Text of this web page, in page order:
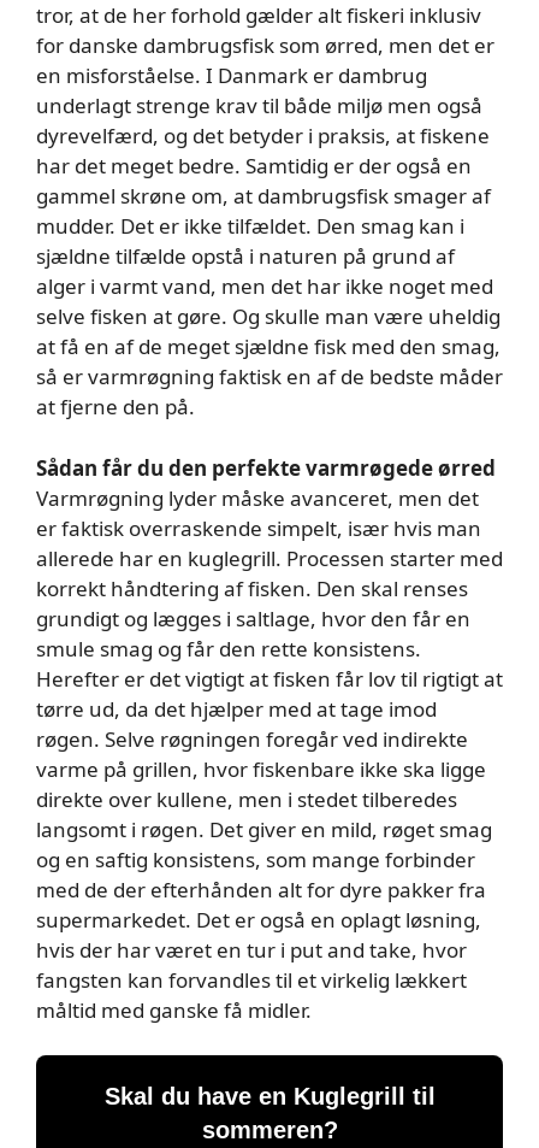
tror, at de her forhold gælder alt fiskeri inklusiv
for danske dambrugsfisk som ørred, men det er
en misforståelse. I Danmark er dambrug
underlagt strenge krav til både miljø men også
dyrevelfærd, og det betyder i praksis, at fiskene
har det meget bedre. Samtidig er der også en
gammel skrøne om, at dambrugsfisk smager af
mudder. Det er ikke tilfældet. Den smag kan i
sjældne tilfælde opstå i naturen på grund af
alger i varmt vand, men det har ikke noget med
selve fisken at gøre. Og skulle man være uheldig
at få en af de meget sjældne fisk med den smag,
så er varmrøgning faktisk en af de bedste måder
at fjerne den på.
Sådan får du den perfekte varmrøgede ørred
Varmrøgning lyder måske avanceret, men det
er faktisk overraskende simpelt, især hvis man
allerede har en kuglegrill. Processen starter med
korrekt håndtering af fisken. Den skal renses
grundigt og lægges i saltlage, hvor den får en
smule smag og får den rette konsistens.
Herefter er det vigtigt at fisken får lov til rigtigt at
tørre ud, da det hjælper med at tage imod
røgen. Selve røgningen foregår ved indirekte
varme på grillen, hvor fiskenbare ikke ska ligge
direkte over kullene, men i stedet tilberedes
langsomt i røgen. Det giver en mild, røget smag
og en saftig konsistens, som mange forbinder
med de der efterhånden alt for dyre pakker fra
supermarkedet. Det er også en oplagt løsning,
hvis der har været en tur i put and take, hvor
fangsten kan forvandles til et virkelig lækkert
måltid med ganske få midler.